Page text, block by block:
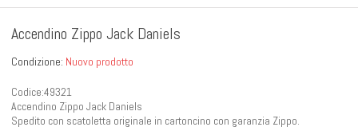
Accendino Zippo Jack Daniels
Condizione: Nuovo prodotto
Codice:49321
Accendino Zippo Jack Daniels
Spedito con scatoletta originale in cartoncino con garanzia Zippo.